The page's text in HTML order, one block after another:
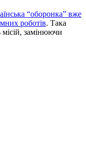
“оборонка” вже
роботів. Така
місій, замінюючи